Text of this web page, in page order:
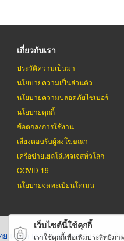
เกี่ยวกับเรา
ประวัติความเป็นมา
นโยบายความเป็นส่วนตัว
นโยบายความปลอดภัยไซเบอร์
นโยบายคุกกี้
ข้อตกลงการใช้งาน
เสียงตอบรับผู้ลงโฆษณา
เครือข่ายเยลโล่เพจเจสทั่วโลก
COVID-19
นโยบายจดทะเบียนโดเมน
ยแลนด์ เยลโล่เพจเจสสงวนลิขสิ
เว็บไซต์นี้ใช้คุกกี้
เราใช้คุกกี้เพื่อเพิ่มประสิทธิ